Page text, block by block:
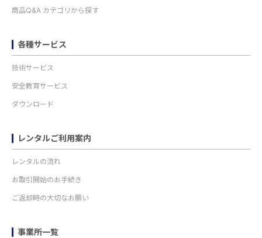
商品Q&A カテゴリから探す
各種サービス
技術サービス
安全教育サービス
ダウンロード
レンタルご利用案内
レンタルの流れ
お取引開始のお手続き
ご返却時の大切なお願い
事業所一覧